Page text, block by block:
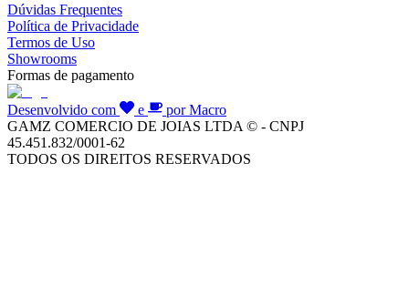
Dúvidas Frequentes
Política de Privacidade
Termos de Uso
Showrooms
Formas de pagamento
Desenvolvido com e
por Macro
GAMZ COMERCIO DE JOIAS LTDA © - CNPJ
45.451.832/0001-62
TODOS OS DIREITOS RESERVADOS